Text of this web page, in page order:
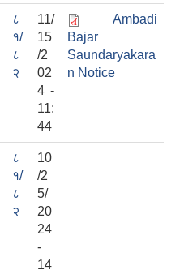
८
१/
८
२
11/
15
/2
02
4 -
11:
44
Ambadi
Bajar
Saundaryakara
n Notice
८
१/
८
२
10
/2
5/
20
24
-
14